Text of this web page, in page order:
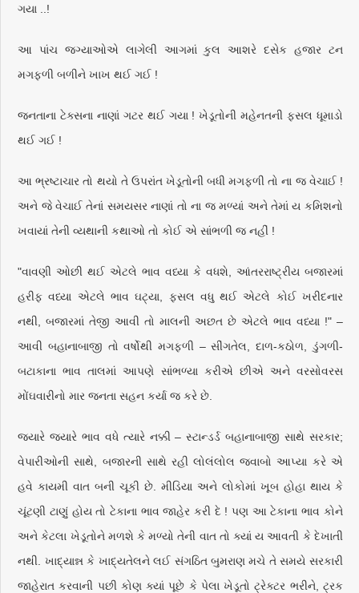
ગયા ..!
આ પાંચ જગ્યાઓએ લાગેલી આગમાં કુલ આશરે દસેક હજાર ટન
મગફળી બળીને ખાખ થઈ ગઈ !
જનતાના ટેક્સના નાણાં ગટર થઈ ગયા ! ખેડૂતોની મહેનતની ફસલ ધૂમાડો
થઈ ગઈ !
આ ભ્રષ્ટાચાર તો થયો તે ઉપરાંત ખેડૂતોની બધી મગફળી તો ના જ વેચાઈ !
અને જે વેચાઈ તેનાં સમયસર નાણાં તો ના જ મળ્યાં અને તેમાં ય કમિશનો
ખવાયાં તેની વ્યથાની કથાઓ તો કોઈ એ સાંભળી જ નહીં !
"વાવણી ઓછી થઈ એટલે ભાવ વધ્યા કે વધશે, આંતરરાષ્ટ્રીય બજારમાં
હરીફ વધ્યા એટલે ભાવ ઘટ્યા, ફસલ વધુ થઈ એટલે કોઈ ખરીદનાર
નથી, બજારમાં તેજી આવી તો માલની અછત છે એટલે ભાવ વધ્યા !" –
આવી બહાનાબાજી તો વર્ષોથી મગફળી – સીંગતેલ, દાળ-કઠોળ, ડુંગળી-
બટાકાના ભાવ તાલમાં આપણે સાંભળ્યા કરીએ છીએ અને વરસોવરસ
મોંઘવારીનો માર જનતા સહન કર્યા જ કરે છે.
જ્યારે જ્યારે ભાવ વધે ત્યારે નક્કી – સ્ટાન્ડર્ડ બહાનાબાજી સાથે સરકાર;
વેપારીઓની સાથે, બજારની સાથે રહી લોલંલોલ જવાબો આપ્યા કરે એ
હવે કાયમી વાત બની ચૂકી છે. મીડિયા અને લોકોમાં ખૂબ હોહા થાય કે
ચૂંટણી ટાણું હોય તો ટેકાના ભાવ જાહેર કરી દે ! પણ આ ટેકાના ભાવ કોને
અને કેટલા ખેડૂતોને મળશે કે મળ્યો તેની વાત તો ક્યાં ય આવતી કે દેખાતી
નથી. ખાદ્યાન્ન કે ખાદ્યતેલને લઈ સંગઠિત બુમરાણ મચે તે સમયે સરકારી
જાહેરાત કરવાની પછી કોણ ક્યાં પૂછે કે પેલા ખેડૂતો ટ્રેક્ટર ભરીને, ટ્રક